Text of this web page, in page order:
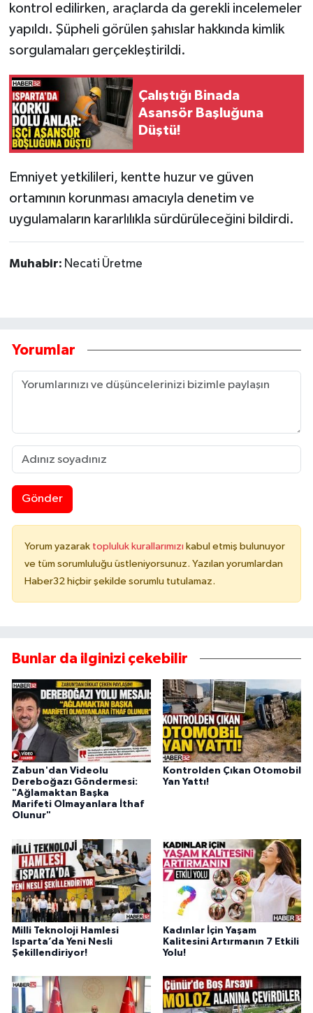
kontrol edilirken, araçlarda da gerekli incelemeler
yapıldı. Şüpheli görülen şahıslar hakkında kimlik
sorgulamaları gerçekleştirildi.
Çalıştığı Binada
Asansör Başluğuna
Düştü!
Emniyet yetkilileri, kentte huzur ve güven
ortamının korunması amacıyla denetim ve
uygulamaların kararlılıkla sürdürüleceğini bildirdi.
Muhabir: Necati Üretme
Yorumlar
Gönder
Yorum yazarak topluluk kurallarımızı kabul etmiş bulunuyor
ve tüm sorumluluğu üstleniyorsunuz. Yazılan yorumlardan
Haber32 hiçbir şekilde sorumlu tutulamaz.
Bunlar da ilginizi çekebilir
Zabun'dan Videolu
Dereboğazı Göndermesi:
"Ağlamaktan Başka
Marifeti Olmayanlara İthaf
Olunur"
Kontrolden Çıkan Otomobil
Yan Yattı!
Milli Teknoloji Hamlesi
Isparta’da Yeni Nesli
Şekillendiriyor!
Kadınlar İçin Yaşam
Kalitesini Artırmanın 7 Etkili
Yolu!